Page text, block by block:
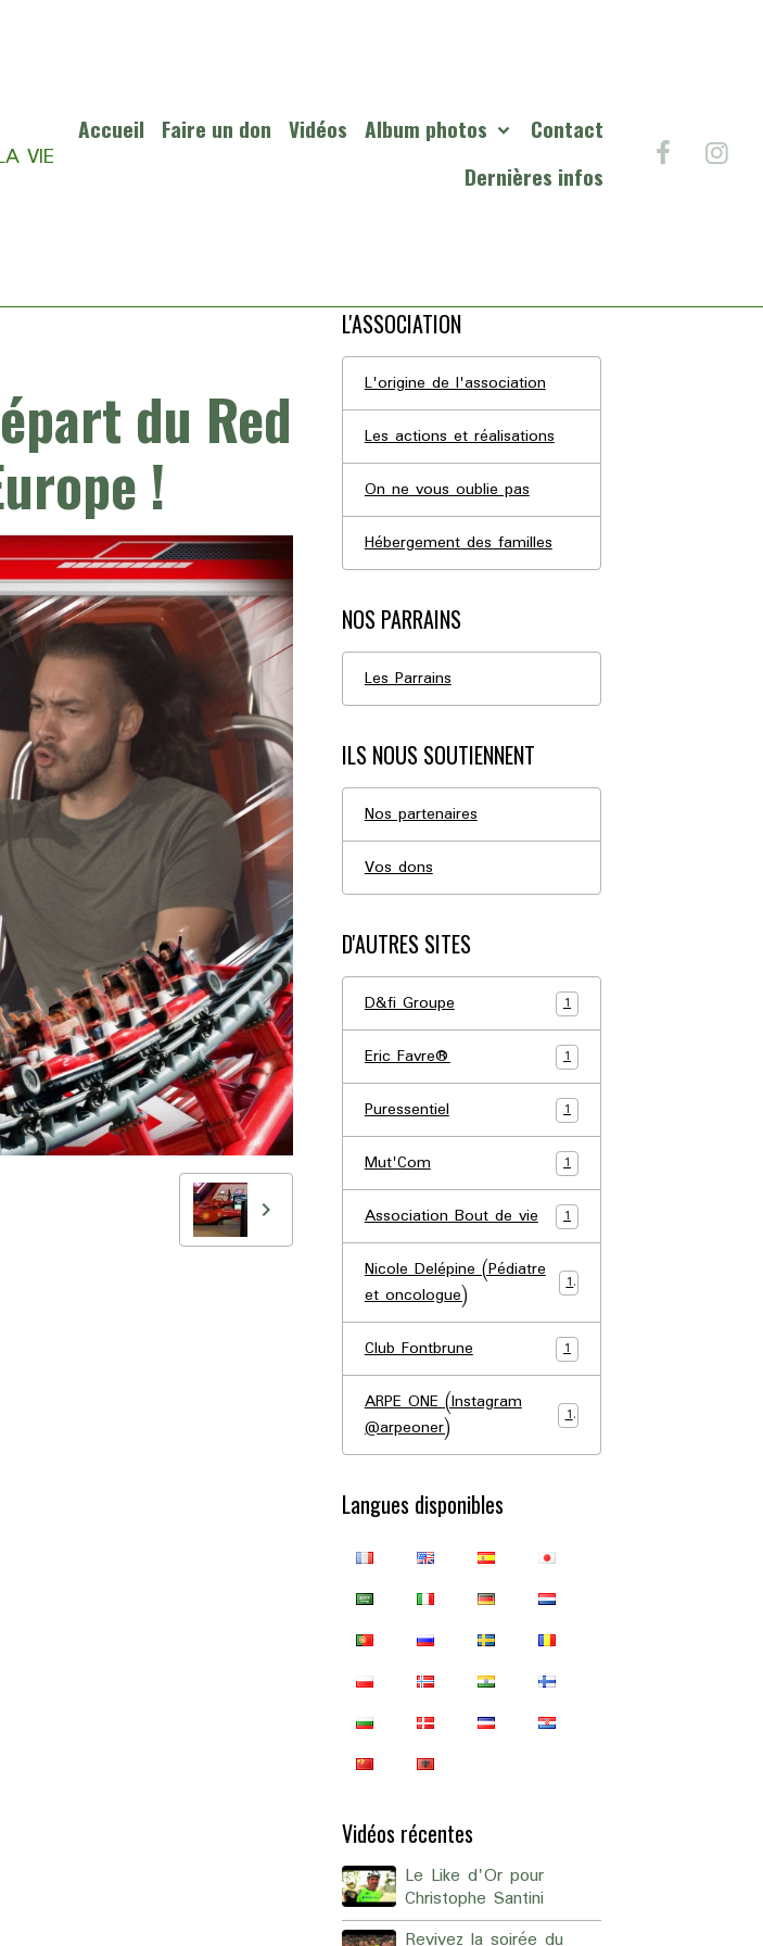
VIE
Accueil Faire un don Vidéos Album photos
Contact
Dernières infos
du Red
!
L'ASSOCIATION
L'origine de l'association
Les actions et réalisations
On ne vous oublie pas
Hébergement des familles
NOS PARRAINS
Les Parrains
ILS NOUS SOUTIENNENT
Nos partenaires
Vos dons
D'AUTRES SITES
D&fi Groupe 1
Eric Favre® 1
Puressentiel 1
Mut'Com 1
Association Bout de vie 1
Nicole Delépine (Pédiatre
et oncologue)
1
Club Fontbrune 1
ARPE ONE (Instagram
@arpeoner)
1
Langues disponibles
Vidéos récentes
Le Like d'Or pour
Christophe Santini